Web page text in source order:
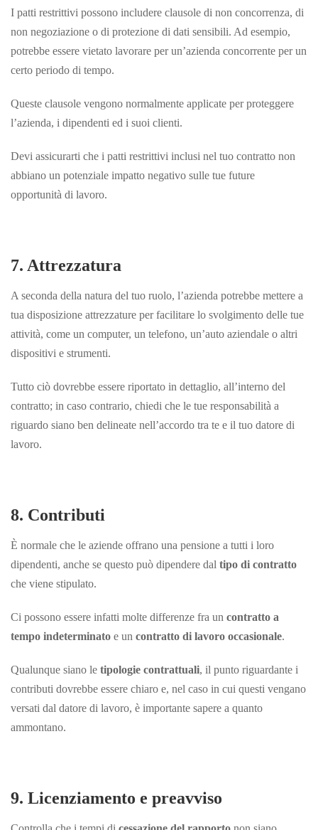
I patti restrittivi possono includere clausole di non concorrenza, di
non negoziazione o di protezione di dati sensibili. Ad esempio,
potrebbe essere vietato lavorare per un’azienda concorrente per un
certo periodo di tempo.
Queste clausole vengono normalmente applicate per proteggere
l’azienda, i dipendenti ed i suoi clienti.
Devi assicurarti che i patti restrittivi inclusi nel tuo contratto non
abbiano un potenziale impatto negativo sulle tue future
opportunità di lavoro.
7. Attrezzatura
A seconda della natura del tuo ruolo, l’azienda potrebbe mettere a
tua disposizione attrezzature per facilitare lo svolgimento delle tue
attività, come un computer, un telefono, un’auto aziendale o altri
dispositivi e strumenti.
Tutto ciò dovrebbe essere riportato in dettaglio, all’interno del
contratto; in caso contrario, chiedi che le tue responsabilità a
riguardo siano ben delineate nell’accordo tra te e il tuo datore di
lavoro.
8. Contributi
È normale che le aziende offrano una pensione a tutti i loro
dipendenti, anche se questo può dipendere dal tipo di contratto
che viene stipulato.
Ci possono essere infatti molte differenze fra un contratto a
tempo indeterminato e un contratto di lavoro occasionale.
Qualunque siano le tipologie contrattuali, il punto riguardante i
contributi dovrebbe essere chiaro e, nel caso in cui questi vengano
versati dal datore di lavoro, è importante sapere a quanto
ammontano.
9. Licenziamento e preavviso